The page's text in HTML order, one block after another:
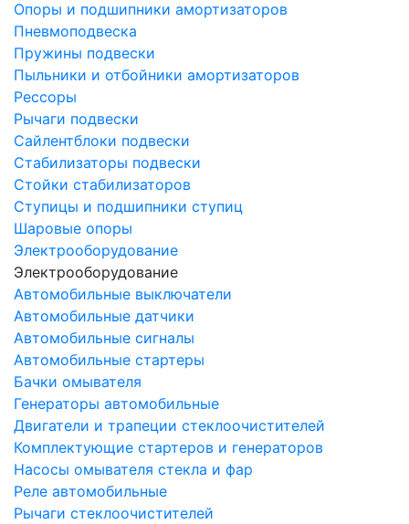
Опоры и подшипники амортизаторов
Пневмоподвеска
Пружины подвески
Пыльники и отбойники амортизаторов
Рессоры
Рычаги подвески
Сайлентблоки подвески
Стабилизаторы подвески
Стойки стабилизаторов
Ступицы и подшипники ступиц
Шаровые опоры
Электрооборудование
Электрооборудование
Автомобильные выключатели
Автомобильные датчики
Автомобильные сигналы
Автомобильные стартеры
Бачки омывателя
Генераторы автомобильные
Двигатели и трапеции стеклоочистителей
Комплектующие стартеров и генераторов
Насосы омывателя стекла и фар
Реле автомобильные
Рычаги стеклоочистителей